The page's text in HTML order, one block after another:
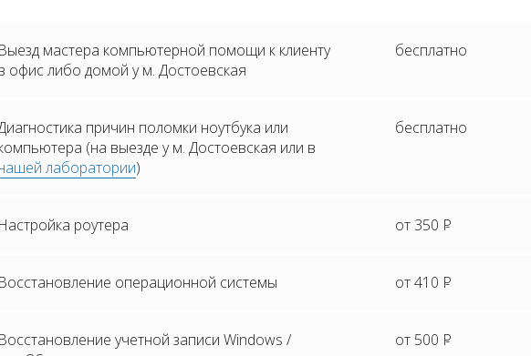
Выезд мастера компьютерной помощи к клиенту
офис либо домой у м. Достоевская
бесплатно
причин поломки ноутбука или
(на выезде у м. Достоевская или в
лаборатории)
бесплатно
Настройка роутера от 350 Р
Восстановление операционной системы от 410 Р
Восстановление учетной записи Windows /
от 500 Р